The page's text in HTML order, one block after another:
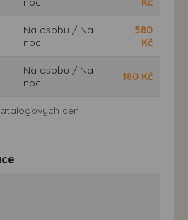
Na osobu / Na
noc
580
Kč
Na osobu / Na
noc
180 Kč
cen